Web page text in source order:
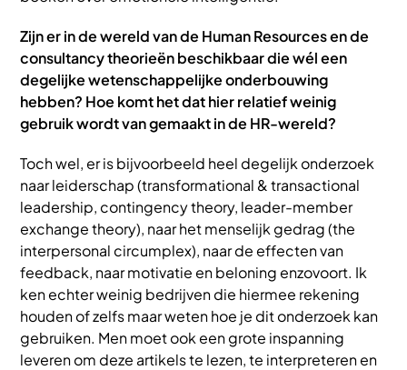
Zijn er in de wereld van de Human Resources en de
consultancy theorieën beschikbaar die wél een
degelijke wetenschappelijke onderbouwing
hebben? Hoe komt het dat hier relatief weinig
gebruik wordt van gemaakt in de HR-wereld?
Toch wel, er is bijvoorbeeld heel degelijk onderzoek
naar leiderschap (transformational & transactional
leadership, contingency theory, leader-member
exchange theory), naar het menselijk gedrag (the
interpersonal circumplex), naar de effecten van
feedback, naar motivatie en beloning enzovoort. Ik
ken echter weinig bedrijven die hiermee rekening
houden of zelfs maar weten hoe je dit onderzoek kan
gebruiken. Men moet ook een grote inspanning
leveren om deze artikels te lezen, te interpreteren en